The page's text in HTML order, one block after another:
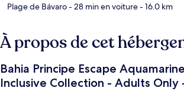
Plage de Bávaro- 28 min en voiture- 16.0 km
À propos de cet
Bahia Principe Escape
Inclusive Collection - Adults Only